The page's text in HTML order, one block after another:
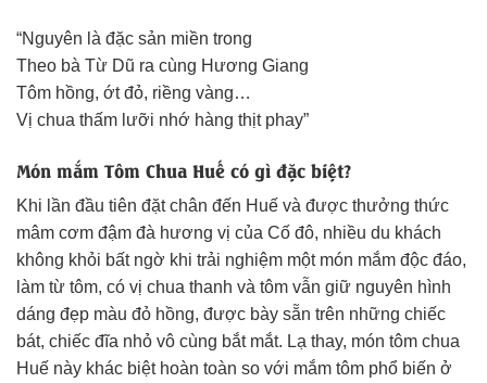
“Nguyên là đặc sản miền trong
Theo bà Từ Dũ ra cùng Hương Giang
Tôm hồng, ớt đỏ, riềng vàng…
Vị chua thấm lưỡi nhớ hàng thịt phay”
Món mắm Tôm Chua Huế có gì đặc biệt?
Khi lần đầu tiên đặt chân đến Huế và được thưởng thức
mâm cơm đậm đà hương vị của Cố đô, nhiều du khách
không khỏi bất ngờ khi trải nghiệm một món mắm độc đáo,
làm từ tôm, có vị chua thanh và tôm vẫn giữ nguyên hình
dáng đẹp màu đỏ hồng, được bày sẵn trên những chiếc
bát, chiếc đĩa nhỏ vô cùng bắt mắt. Lạ thay, món tôm chua
Huế này khác biệt hoàn toàn so với mắm tôm phổ biến ở